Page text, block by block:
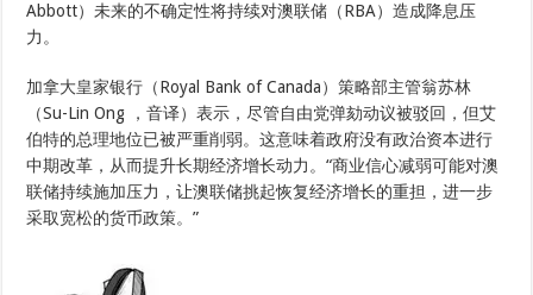
Abbott）未来的不确定性将持续对澳联储（RBA）造成降息压
力。
加拿大皇家银行（Royal Bank of Canada）策略部主管翁苏林
（Su-Lin Ong ，音译）表示，尽管自由党弹劾动议被驳回，但艾
伯特的总理地位已被严重削弱。这意味着政府没有政治资本进行
中期改革，从而提升长期经济增长动力。“商业信心减弱可能对澳
联储持续施加压力，让澳联储挑起恢复经济增长的重担，进一步
采取宽松的货币政策。”